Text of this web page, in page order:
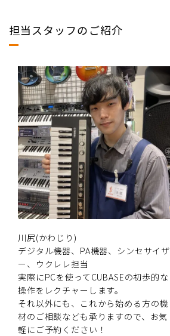
担当スタッフのご紹介
川尻(かわじり)
デジタル機器、PA機器、シンセサイザ
ー、ウクレレ担当
実際にPCを使ってCUBASEの初歩的な
操作をレクチャーします。
それ以外にも、これから始める方の機
材のご相談なども承りますので、お気
軽にご予約ください！